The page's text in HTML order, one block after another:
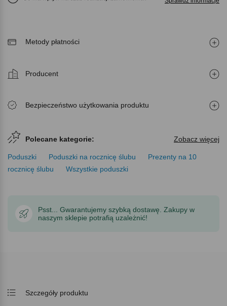
Metody płatności
Producent
Bezpieczeństwo użytkowania produktu
Polecane kategorie: Zobacz więcej
Poduszki Poduszki na rocznicę ślubu
Prezenty na 10
rocznicę ślubu
Wszystkie poduszki
Psst... Gwarantujemy szybką dostawę. Zakupy w
naszym sklepie potrafią uzależnić!
Szczegóły produktu